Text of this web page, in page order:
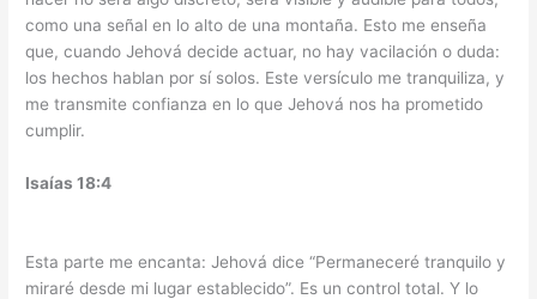
como una señal en lo alto de una montaña. Esto me enseña
que, cuando Jehová decide actuar, no hay vacilación o duda:
los hechos hablan por sí solos. Este versículo me tranquiliza, y
me transmite confianza en lo que Jehová nos ha prometido
cumplir.
Isaías 18:4
Esta parte me encanta: Jehová dice “Permaneceré tranquilo y
miraré desde mi lugar establecido”. Es un control total. Y lo